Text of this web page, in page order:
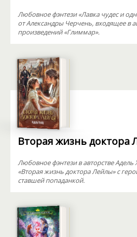
Любовное фэнтези «Лавка чудес и
от Александры Черчень, входящее в
произведений «Глиммар».
Вторая жизнь доктора
Любовное фэнтези в авторстве Адель
«Вторая жизнь доктора Лейлы» с
ставшей попаданкой.